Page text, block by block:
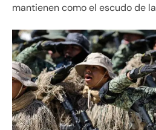
mantienen como el escudo de la